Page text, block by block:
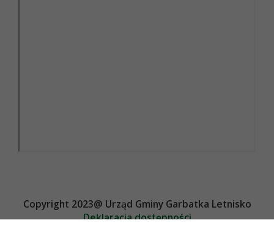
Copyright 2023@ Urząd Gminy Garbatka Letnisko
Deklaracja dostępności